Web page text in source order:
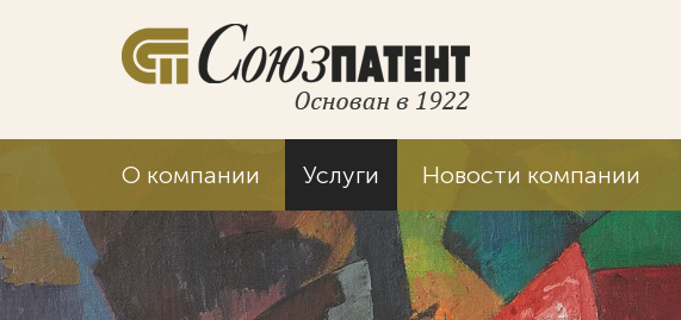
О компании Услуги Новости компании